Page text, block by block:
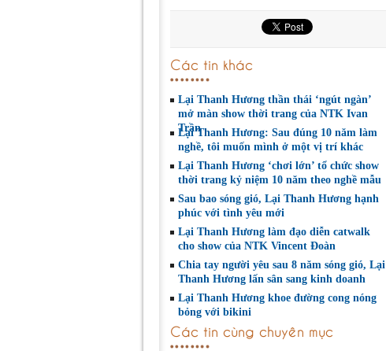
Các tin khác
Lại Thanh Hương thần thái ‘ngút ngàn’
mở màn show thời trang của NTK Ivan
Trần
Lại Thanh Hương: Sau đúng 10 năm làm
nghề, tôi muốn mình ở một vị trí khác
Lại Thanh Hương ‘chơi lớn’ tổ chức show
thời trang kỷ niệm 10 năm theo nghề mẫu
Sau bao sóng gió, Lại Thanh Hương hạnh
phúc với tình yêu mới
Lại Thanh Hương làm đạo diễn catwalk
cho show của NTK Vincent Đoàn
Chia tay người yêu sau 8 năm sóng gió, Lại
Thanh Hương lấn sân sang kinh doanh
Lại Thanh Hương khoe đường cong nóng
bỏng với bikini
Các tin cùng chuyên mục